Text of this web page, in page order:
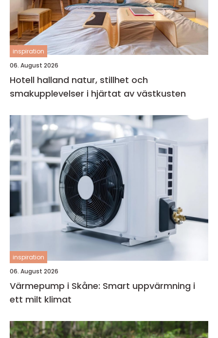
inspiration
06. August 2026
Hotell halland natur, stillhet och
smakupplevelser i hjärtat av västkusten
inspiration
06. August 2026
Värmepump i Skåne: Smart uppvärmning i
ett milt klimat